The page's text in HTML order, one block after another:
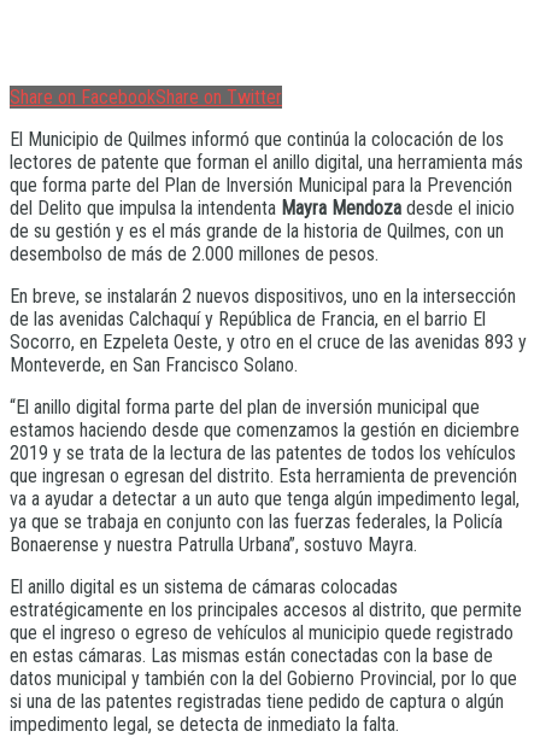
Share on FacebookShare on Twitter
El Municipio de Quilmes informó que continúa la colocación de los
lectores de patente que forman el anillo digital, una herramienta más
que forma parte del Plan de Inversión Municipal para la Prevención
del Delito que impulsa la intendenta Mayra Mendoza desde el inicio
de su gestión y es el más grande de la historia de Quilmes, con un
desembolso de más de 2.000 millones de pesos.
En breve, se instalarán 2 nuevos dispositivos, uno en la intersección
de las avenidas Calchaquí y República de Francia, en el barrio El
Socorro, en Ezpeleta Oeste, y otro en el cruce de las avenidas 893 y
Monteverde, en San Francisco Solano.
“El anillo digital forma parte del plan de inversión municipal que
estamos haciendo desde que comenzamos la gestión en diciembre
2019 y se trata de la lectura de las patentes de todos los vehículos
que ingresan o egresan del distrito. Esta herramienta de prevención
va a ayudar a detectar a un auto que tenga algún impedimento legal,
ya que se trabaja en conjunto con las fuerzas federales, la Policía
Bonaerense y nuestra Patrulla Urbana”, sostuvo Mayra.
El anillo digital es un sistema de cámaras colocadas
estratégicamente en los principales accesos al distrito, que permite
que el ingreso o egreso de vehículos al municipio quede registrado
en estas cámaras. Las mismas están conectadas con la base de
datos municipal y también con la del Gobierno Provincial, por lo que
si una de las patentes registradas tiene pedido de captura o algún
impedimento legal, se detecta de inmediato la falta.